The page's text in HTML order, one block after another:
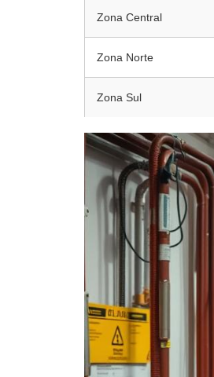
Zona Central
Zona Norte
Zona Sul